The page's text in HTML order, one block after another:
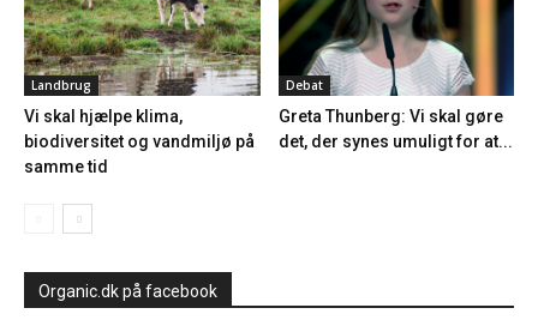
Landbrug
Vi skal hjælpe klima,
biodiversitet og vandmiljø på
samme tid
Debat
Greta Thunberg: Vi skal gøre
det, der synes umuligt for at...
Organic.dk på facebook